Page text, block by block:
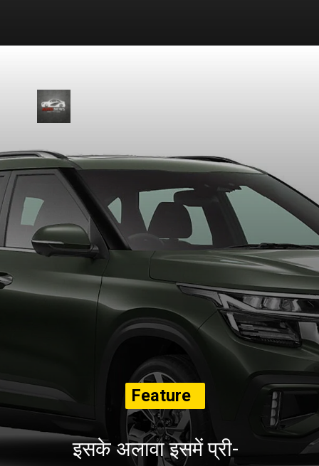
इसके अलावा इसमें प्री-
Feature
s